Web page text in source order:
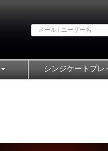
Email
address
シンジケートプレ